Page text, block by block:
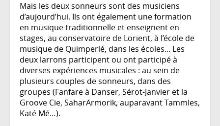
Mais les deux sonneurs sont des musiciens
d’aujourd’hui. Ils ont également une formation
en musique traditionnelle et enseignent en
stages, au conservatoire de Lorient, à l’école de
musique de Quimperlé, dans les écoles... Les
deux larrons participent ou ont participé à
diverses expériences musicales : au sein de
plusieurs couples de sonneurs, dans des
groupes (Fanfare à Danser, Sérot-Janvier et la
Groove Cie, SaharArmorik, auparavant Tammles,
Katé Mé…).